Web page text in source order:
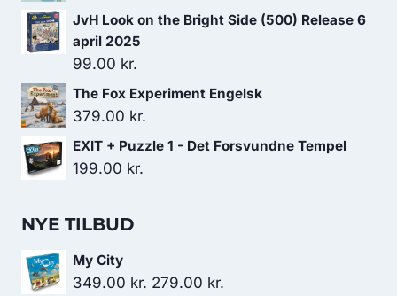
124.00 kr..
oprindelige
179.00 kr..
aktuelle
119.00 kr..
JvH Look on the Bright Side (500) Release 6
april 2025
99.00 kr.
The Fox Experiment Engelsk
379.00 kr.
EXIT + Puzzle 1 - Det Forsvundne Tempel
199.00 kr.
NYE TILBUD
My City
349.00kr. Den
279.00 kr.